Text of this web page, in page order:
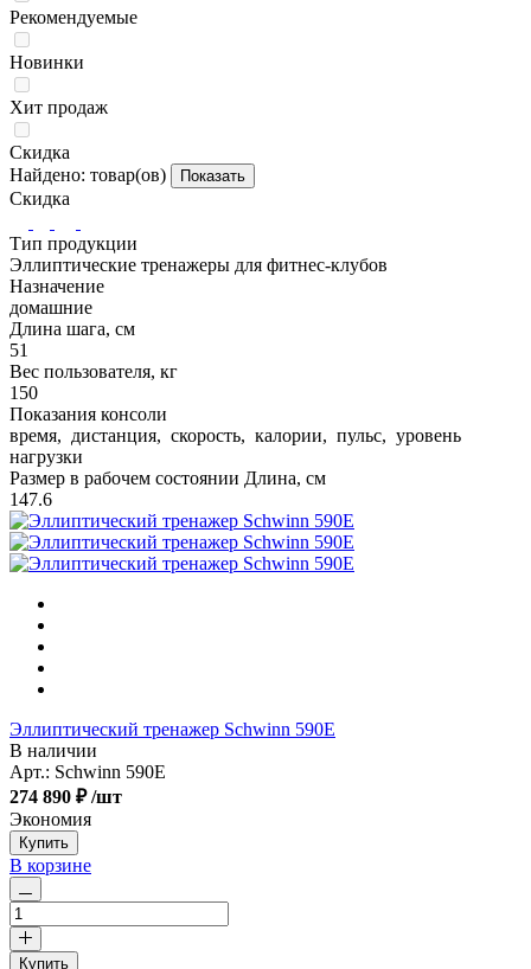
Рекомендуемые
Новинки
Хит продаж
Скидка
Найдено: товар(ов) Показать
Скидка
Тип продукции
Эллиптические тренажеры для фитнес-клубов
Назначение
домашние
Длина шага, см
51
Вес пользователя, кг
150
Показания консоли
время, дистанция, скорость, калории, пульс, уровень
нагрузки
Размер в рабочем состоянии Длина, см
147.6
Эллиптический тренажер Schwinn 590E
В наличии
Арт.: Schwinn 590E
274 890 ₽/шт
Экономия
Купить
В корзине
Купить